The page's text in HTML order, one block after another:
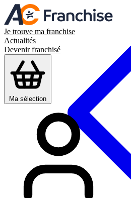
Je trouve ma franchise
Actualités
Devenir franchisé
Ma sélection